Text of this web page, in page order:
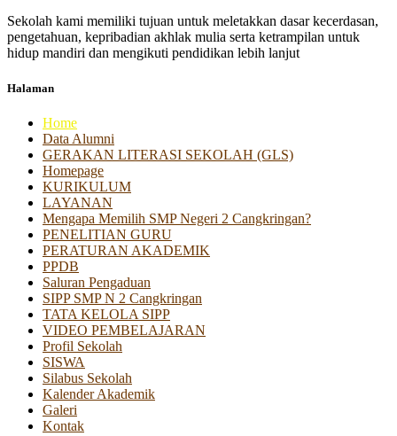
Sekolah kami memiliki tujuan untuk meletakkan dasar kecerdasan,
pengetahuan, kepribadian akhlak mulia serta ketrampilan untuk
hidup mandiri dan mengikuti pendidikan lebih lanjut
Halaman
Home
Data Alumni
GERAKAN LITERASI SEKOLAH (GLS)
Homepage
KURIKULUM
LAYANAN
Mengapa Memilih SMP Negeri 2 Cangkringan?
PENELITIAN GURU
PERATURAN AKADEMIK
PPDB
Saluran Pengaduan
SIPP SMP N 2 Cangkringan
TATA KELOLA SIPP
VIDEO PEMBELAJARAN
Profil Sekolah
SISWA
Silabus Sekolah
Kalender Akademik
Galeri
Kontak